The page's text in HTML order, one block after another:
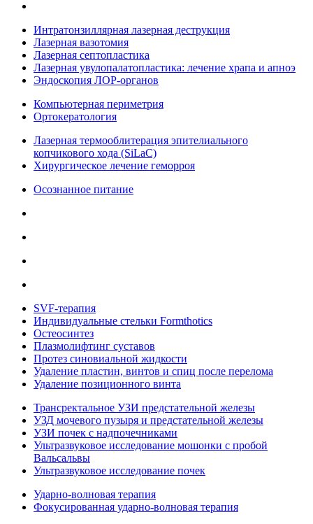
Интратонзиллярная лазерная деструкция
Лазерная вазотомия
Лазерная септопластика
Лазерная увулопалатопластика: лечение храпа и апноэ
Эндоскопия ЛОР-органов
Компьютерная периметрия
Ортокератология
Лазерная термооблитерация эпителиального
копчикового хода (SiLaC)
Хирургическое лечение геморроя
Осознанное питание
SVF-терапия
Индивидуальные стельки Formthotics
Остеосинтез
Плазмолифтинг суставов
Протез синовиальной жидкости
Удаление пластин, винтов и спиц после перелома
Удаление позиционного винта
Трансректальное УЗИ предстательной железы
УЗД мочевого пузыря и предстательной железы
УЗИ почек с надпочечниками
Ультразвуковое исследование мошонки с пробой
Вальсальвы
Ультразвуковое исследование почек
Ударно-волновая терапия
Фокусированная ударно-волновая терапия